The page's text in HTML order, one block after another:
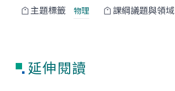
主題標籤 物理 課綱議題與領域
延伸閱讀